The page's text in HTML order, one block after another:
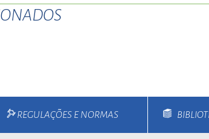
esenyurt
REGULAÇÕES E NORMAS